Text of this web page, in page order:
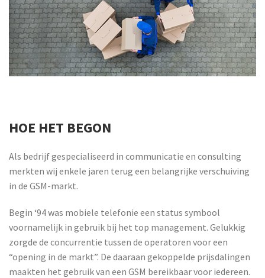
HOE HET BEGON
Als bedrijf gespecialiseerd in communicatie en consulting
merkten wij enkele jaren terug een belangrijke verschuiving
in de GSM-markt.
Begin ‘94 was mobiele telefonie een status symbool
voornamelijk in gebruik bij het top management. Gelukkig
zorgde de concurrentie tussen de operatoren voor een
“opening in de markt”. De daaraan gekoppelde prijsdalingen
maakten het gebruik van een GSM bereikbaar voor iedereen.